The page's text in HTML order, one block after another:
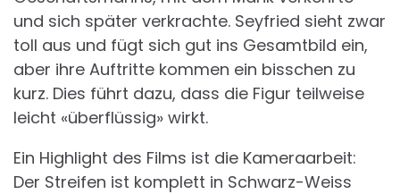
und sich später verkrachte. Seyfried sieht zwar
toll aus und fügt sich gut ins Gesamtbild ein,
aber ihre Auftritte kommen ein bisschen zu
kurz. Dies führt dazu, dass die Figur teilweise
leicht «überflüssig» wirkt.
Ein Highlight des Films ist die Kameraarbeit:
Der Streifen ist komplett in Schwarz-Weiss